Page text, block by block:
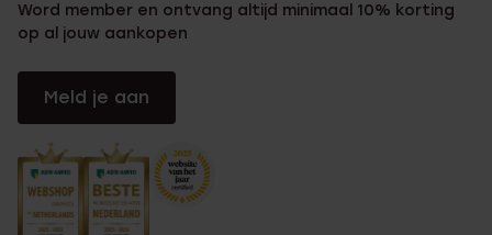
Word member en ontvang altijd minimaal 10% korting
op al jouw aankopen
Meld je aan